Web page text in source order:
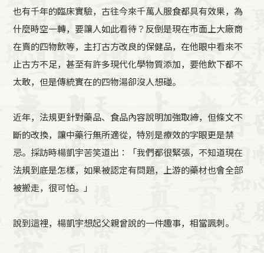
也有千年的臨床實驗，古往今來千萬人服食都具有效果，為
什麼時空一轉，要讓人如此看待？反倒是現在市面上大廠商
在賣的四物飲等，主打古方改良的保健品，在他眼中看來不
止古方不足，甚至有許多現代化學物質添加，要他飲下都不
太敢，但是傳統實在的四物湯卻沒人想碰。
近年，法規更針對藥品、食品內容說明加強取締，但條文不
斷的改換，讓中藥行無所適從，特別是療效的字眼更是禁
忌。採訪時楊凱宇苦笑道出：「我們都很緊張，不知道現在
法規到底是怎樣，如果被認定有問題，上游的藥材也會全部
被搬走，很可怕。」
說到這裡，楊凱宇想起父親曾說的一件趣事，相當諷刺。